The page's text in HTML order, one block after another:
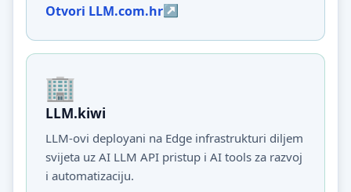
Otvori LLM.com.hr
LLM.kiwi
LLM-ovi deployani na Edge infrastrukturi diljem
svijeta uz AI LLM API pristup i AI tools za razvoj
i automatizaciju.